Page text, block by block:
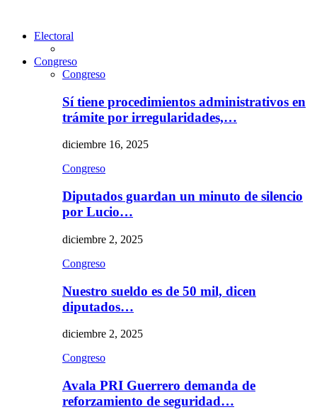
Electoral
Congreso
Congreso
Sí tiene procedimientos administrativos en
trámite por irregularidades,…
diciembre 16, 2025
Congreso
Diputados guardan un minuto de silencio
por Lucio…
diciembre 2, 2025
Congreso
Nuestro sueldo es de 50 mil, dicen
diputados…
diciembre 2, 2025
Congreso
Avala PRI Guerrero demanda de
reforzamiento de seguridad…